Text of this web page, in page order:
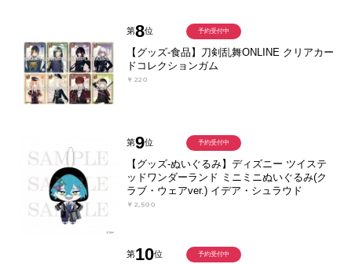
第8位
【グッズ-食品】刀剣乱舞ONLINE クリアカー
ドコレクションガム
￥220
予約受付中
第9位
【グッズ-ぬいぐるみ】ディズニー ツイステ
ッドワンダーランド ミニミニぬいぐるみ(ク
ラブ・ウェアver.) イデア・シュラウド
￥2,500
予約受付中
第10位 予約受付中